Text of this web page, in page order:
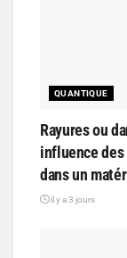
QUANTIQUE
Rayures ou
influence
dans un
il y a 3 jours